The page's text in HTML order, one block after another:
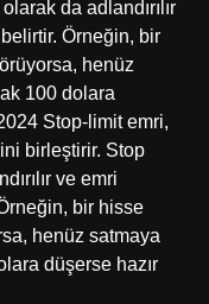
da adlandırılır
Örneğin, bir
henüz
100 dolara
Stop-limit emri,
birleştirir. Stop
ve emri
bir hisse
henüz satmaya
düşerse hazır